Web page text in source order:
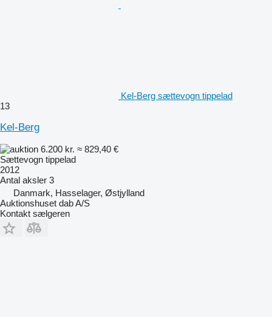
Kel-Berg sættevogn tippelad
13
Kel-Berg
6.200 kr. ≈ 829,40 €
Sættevogn tippelad
2012
Antal aksler 3
Danmark, Hasselager, Østjylland
Auktionshuset dab A/S
Kontakt sælgeren